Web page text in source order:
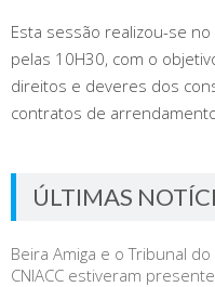
Esta sessão realizou-se
pelas 10H30, com o
direitos e deveres dos
contratos de
ÚLTIMAS
Beira Amiga e o Tribunal
CNIACC estiveram